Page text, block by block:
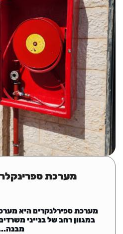
מערכת
מערכת ספירלנקרים היא
במגוון רחב של בנייני